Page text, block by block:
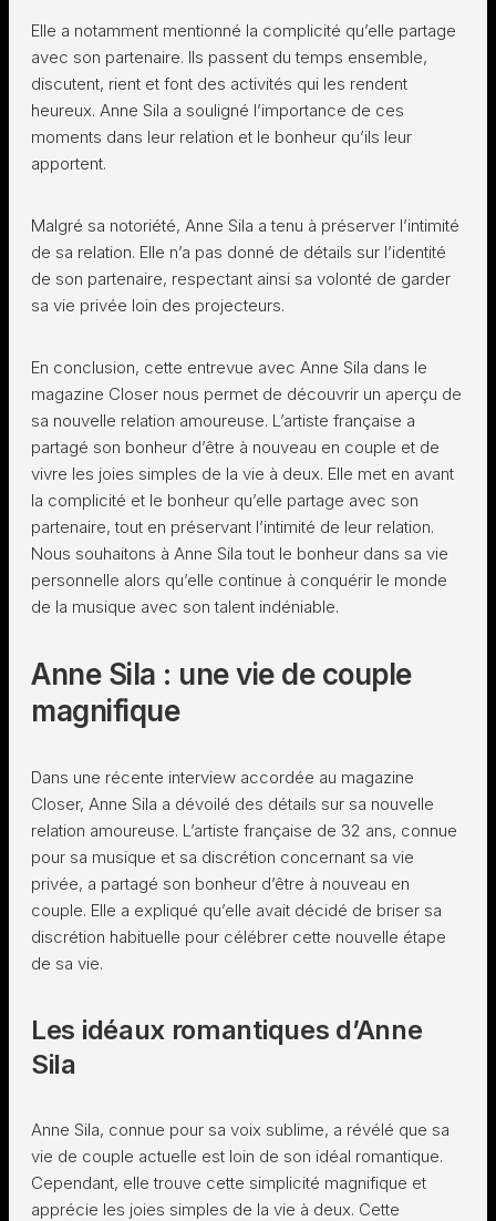
Elle a notamment mentionné la complicité qu’elle partage
avec son partenaire. Ils passent du temps ensemble,
discutent, rient et font des activités qui les rendent
heureux. Anne Sila a souligné l’importance de ces
moments dans leur relation et le bonheur qu’ils leur
apportent.
Malgré sa notoriété, Anne Sila a tenu à préserver l’intimité
de sa relation. Elle n’a pas donné de détails sur l’identité
de son partenaire, respectant ainsi sa volonté de garder
sa vie privée loin des projecteurs.
En conclusion, cette entrevue avec Anne Sila dans le
magazine Closer nous permet de découvrir un aperçu de
sa nouvelle relation amoureuse. L’artiste française a
partagé son bonheur d’être à nouveau en couple et de
vivre les joies simples de la vie à deux. Elle met en avant
la complicité et le bonheur qu’elle partage avec son
partenaire, tout en préservant l’intimité de leur relation.
Nous souhaitons à Anne Sila tout le bonheur dans sa vie
personnelle alors qu’elle continue à conquérir le monde
de la musique avec son talent indéniable.
Anne Sila : une vie de couple
magnifique
Dans une récente interview accordée au magazine
Closer, Anne Sila a dévoilé des détails sur sa nouvelle
relation amoureuse. L’artiste française de 32 ans, connue
pour sa musique et sa discrétion concernant sa vie
privée, a partagé son bonheur d’être à nouveau en
couple. Elle a expliqué qu’elle avait décidé de briser sa
discrétion habituelle pour célébrer cette nouvelle étape
de sa vie.
Les idéaux romantiques d’Anne
Sila
Anne Sila, connue pour sa voix sublime, a révélé que sa
vie de couple actuelle est loin de son idéal romantique.
Cependant, elle trouve cette simplicité magnifique et
apprécie les joies simples de la vie à deux. Cette